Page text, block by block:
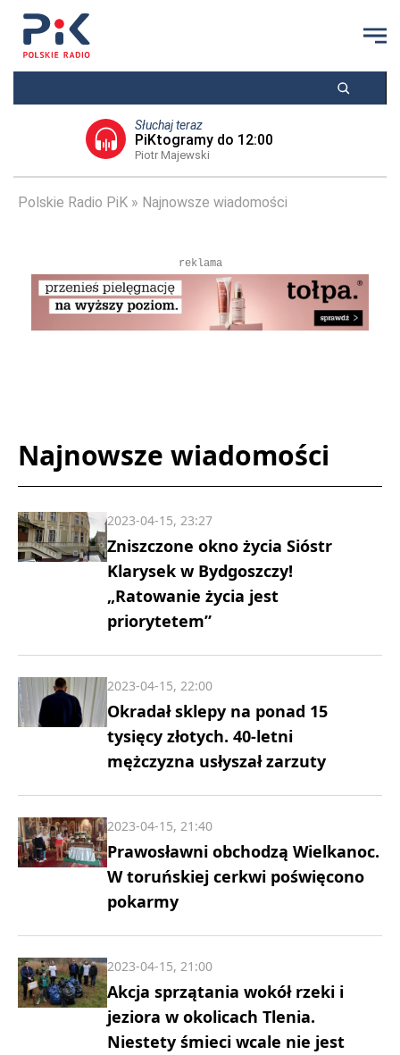
Słuchaj teraz
PiKtogramy do 12:00
Piotr Majewski
Polskie Radio PiK Najnowsze wiadomości
reklama
Najnowsze wiadomości
Zniszczone okno życia Sióstr
Klarysek w Bydgoszczy!
„Ratowanie życia jest
priorytetem”
2023-04-15, 23:27
Okradał sklepy na ponad 15
tysięcy złotych. 40-letni
mężczyzna usłyszał zarzuty
2023-04-15, 22:00
Prawosławni obchodzą Wielkanoc.
W toruńskiej cerkwi poświęcono
pokarmy
2023-04-15, 21:40
Akcja sprzątania wokół rzeki i
jeziora w okolicach Tlenia.
Niestety śmieci wcale nie jest
2023-04-15, 21:00